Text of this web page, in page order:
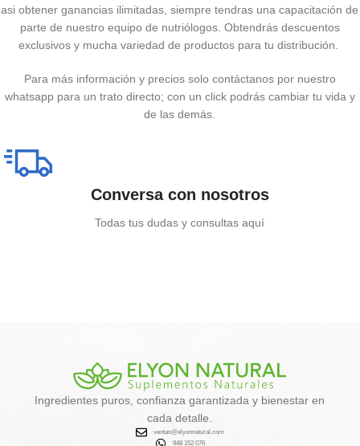
asi obtener ganancias ilimitadas, siempre tendras una capacitación de
parte de nuestro equipo de nutriólogos. Obtendrás descuentos
exclusivos y mucha variedad de productos para tu distribución.
Para más información y precios solo contáctanos por nuestro
whatsapp para un trato directo; con un click podrás cambiar tu vida y
de las demás.
Conversa con nosotros
Todas tus dudas y consultas aquí
Ingredientes puros, confianza garantizada y bienestar en
cada detalle.
ventas@elyonnatural.com
948 152 076